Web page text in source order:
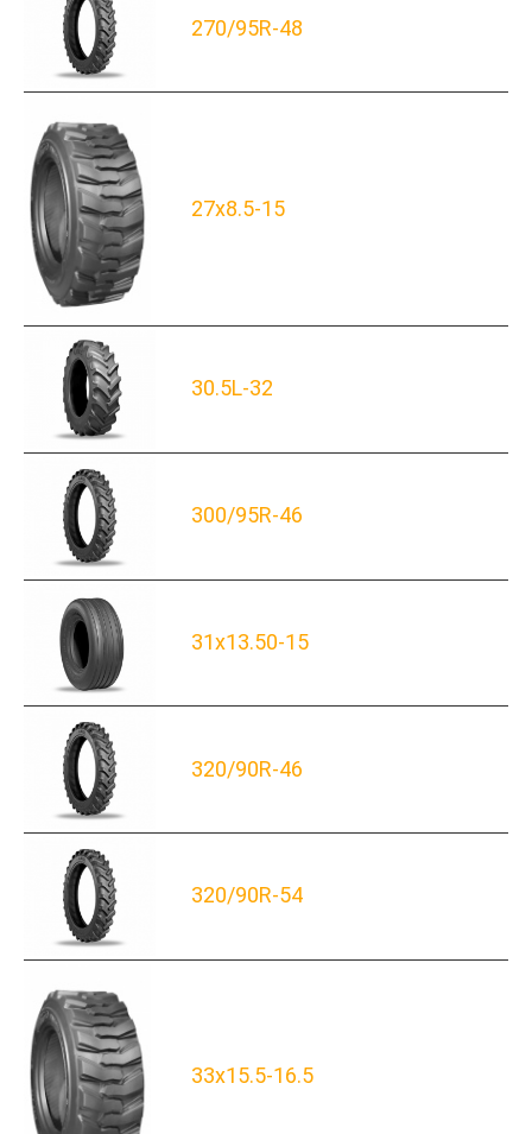
270/95R-48
27x8.5-15
30.5L-32
300/95R-46
31x13.50-15
320/90R-46
320/90R-54
33x15.5-16.5